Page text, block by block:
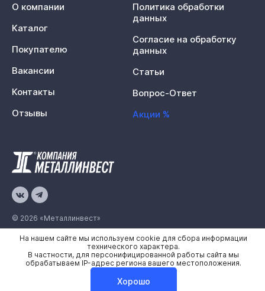
© 2026 «Металлинвест»
Политика конфиденциальности
Карта сайта
О компании
Каталог
Покупателю
Вакансии
Контакты
Отзывы
Политика обработки
данных
Согласие на обработку
данных
Статьи
Вопрос-Ответ
Акции %
На нашем сайте мы используем cookie для сбора информации
технического характера.
В частности, для персонифицированной работы сайта мы
обрабатываем IP-адрес региона вашего местоположения.
Хорошо